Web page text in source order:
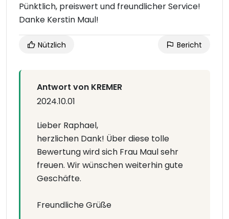
Pünktlich, preiswert und freundlicher Service!
Danke Kerstin Maul!
Nützlich Bericht
Antwort von KREMER
2024.10.01
Lieber Raphael,
herzlichen Dank! Über diese tolle
Bewertung wird sich Frau Maul sehr
freuen. Wir wünschen weiterhin gute
Geschäfte.
Freundliche Grüße